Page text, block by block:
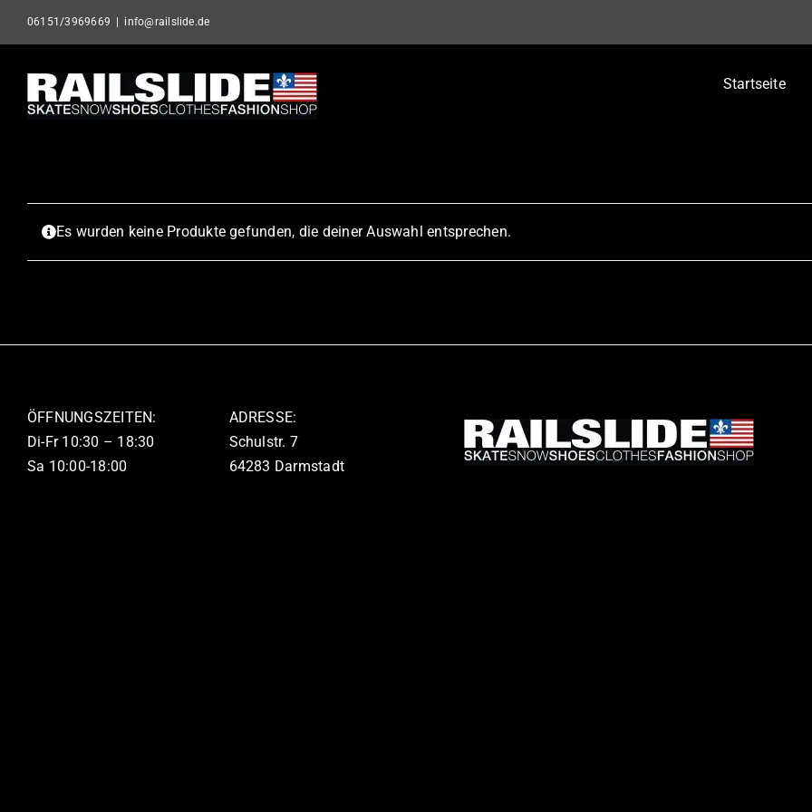
06151/3969669 info@railslide.de
Startseite
Es wurden keine Produkte gefunden, die deiner Auswahl entsprechen.
ÖFFNUNGSZEITEN:
Di-Fr 10:30 – 18:30
Sa 10:00-18:00
ADRESSE:
Schulstr. 7
64283 Darmstadt